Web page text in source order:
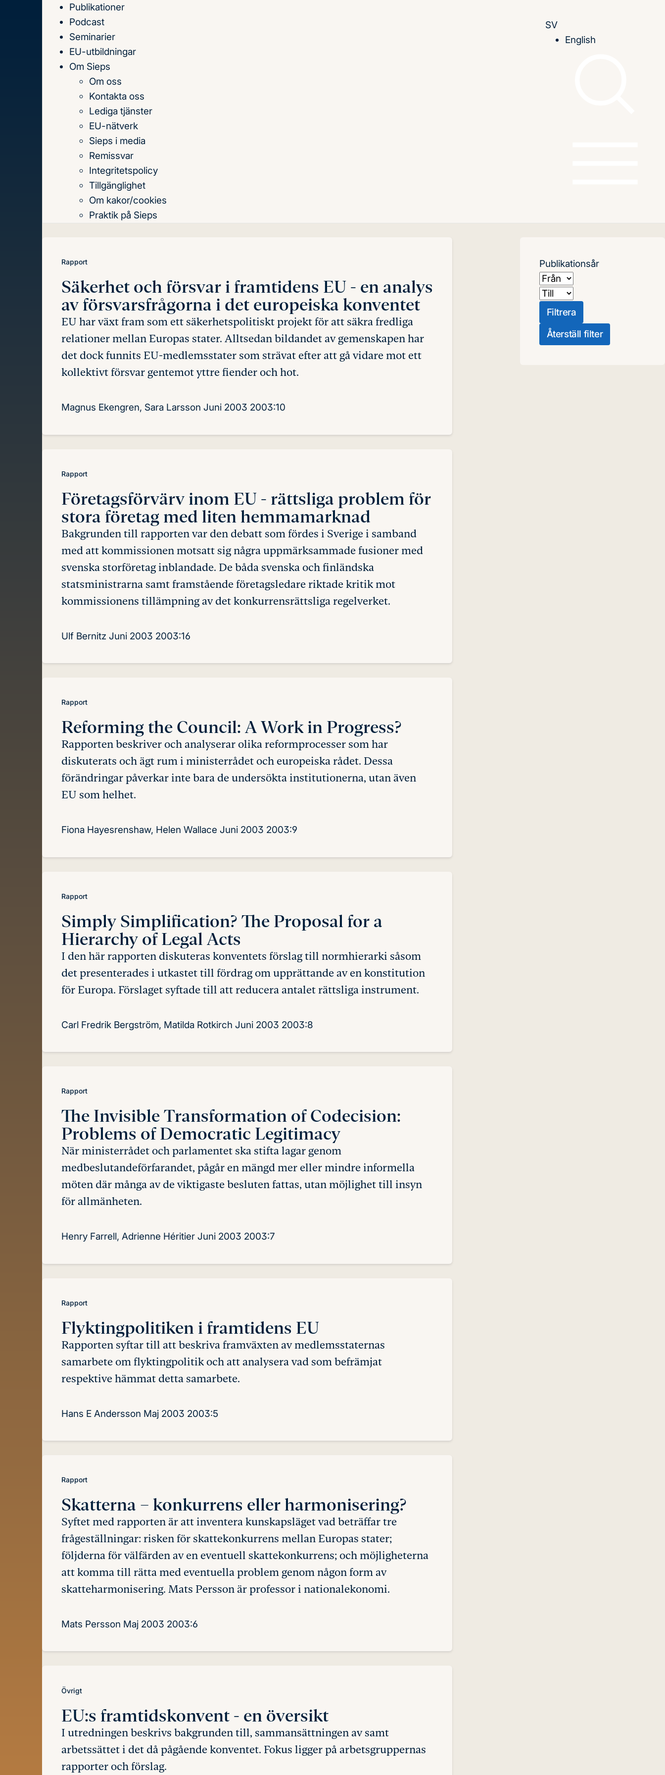
Till
innehållet
Publikationer
Podcast
Seminarier
EU-utbildningar
Om Sieps
Om oss
Kontakta oss
Lediga tjänster
EU-nätverk
Sieps i media
Remissvar
Integritetspolicy
Tillgänglighet
Om kakor/cookies
Praktik på Sieps
SV
English
Publikationer
Publikationer
författare
Senaste publikationernaTeman
Rapport
Säkerhet och försvar i framtidens EU - en analys
av försvarsfrågorna i det europeiska konventet
EU har växt fram som ett säkerhetspolitiskt projekt för att säkra fredliga
relationer mellan Europas stater. Alltsedan bildandet av gemenskapen har
det dock funnits EU-medlemsstater som strävat efter att gå vidare mot ett
kollektivt försvar gentemot yttre fiender och hot.
Magnus Ekengren, Sara Larsson Juni 2003 2003:10
Rapport
Företagsförvärv inom EU - rättsliga problem för
stora företag med liten hemmamarknad
Bakgrunden till rapporten var den debatt som fördes i Sverige i samband
med att kommissionen motsatt sig några uppmärksammade fusioner med
svenska storföretag inblandade. De båda svenska och finländska
statsministrarna samt framstående företagsledare riktade kritik mot
kommissionens tillämpning av det konkurrensrättsliga regelverket.
Ulf Bernitz Juni 2003 2003:16
Rapport
Reforming the Council: A Work in Progress?
Rapporten beskriver och analyserar olika reformprocesser som har
diskuterats och ägt rum i ministerrådet och europeiska rådet. Dessa
förändringar påverkar inte bara de undersökta institutionerna, utan även
EU som helhet.
Fiona Hayesrenshaw, Helen Wallace Juni 2003 2003:9
Rapport
Simply Simplification? The Proposal for a
Hierarchy of Legal Acts
I den här rapporten diskuteras konventets förslag till normhierarki såsom
det presenterades i utkastet till fördrag om upprättande av en konstitution
för Europa. Förslaget syftade till att reducera antalet rättsliga instrument.
Carl Fredrik Bergström, Matilda Rotkirch Juni 2003 2003:8
Rapport
The Invisible Transformation of Codecision:
Problems of Democratic Legitimacy
När ministerrådet och parlamentet ska stifta lagar genom
medbeslutandeförfarandet, pågår en mängd mer eller mindre informella
möten där många av de viktigaste besluten fattas, utan möjlighet till insyn
för allmänheten.
Henry Farrell, Adrienne Héritier Juni 2003 2003:7
Rapport
Flyktingpolitiken i framtidens EU
Rapporten syftar till att beskriva framväxten av medlemsstaternas
samarbete om flyktingpolitik och att analysera vad som befrämjat
respektive hämmat detta samarbete.
Hans E Andersson Maj 2003 2003:5
Rapport
Skatterna – konkurrens eller harmonisering?
Syftet med rapporten är att inventera kunskapsläget vad beträffar tre
frågeställningar: risken för skattekonkurrens mellan Europas stater;
följderna för välfärden av en eventuell skattekonkurrens; och möjligheterna
att komma till rätta med eventuella problem genom någon form av
skatteharmonisering. Mats Persson är professor i nationalekonomi.
Mats Persson Maj 2003 2003:6
Övrigt
EU:s framtidskonvent - en översikt
I utredningen beskrivs bakgrunden till, sammansättningen av samt
arbetssättet i det då pågående konventet. Fokus ligger på arbetsgruppernas
rapporter och förslag.
Publikationsår
Från
Till
Filtrera
Återställ filter